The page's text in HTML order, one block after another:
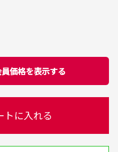
価格を表示する
トに入れる